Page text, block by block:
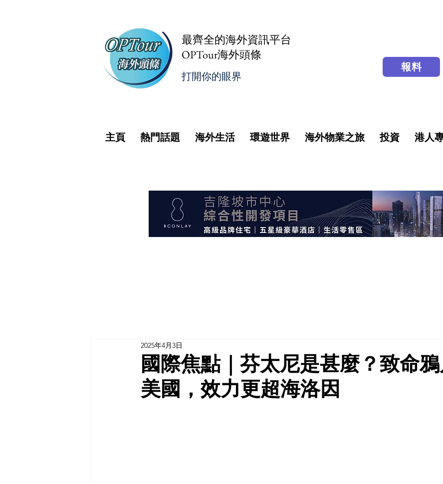
最齊全的海外資訊平台
OPTour海外頭條
打開你的眼界
報料
主頁 熱門話題 海外生活 環遊世界 海外物業之旅 投資 港人
國際焦點｜芬太尼是甚麼？致命
美國，效力更超海洛因
2025年4月3日